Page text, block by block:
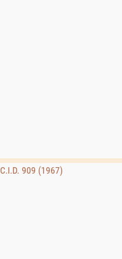
C.I.D. 909 (1967)